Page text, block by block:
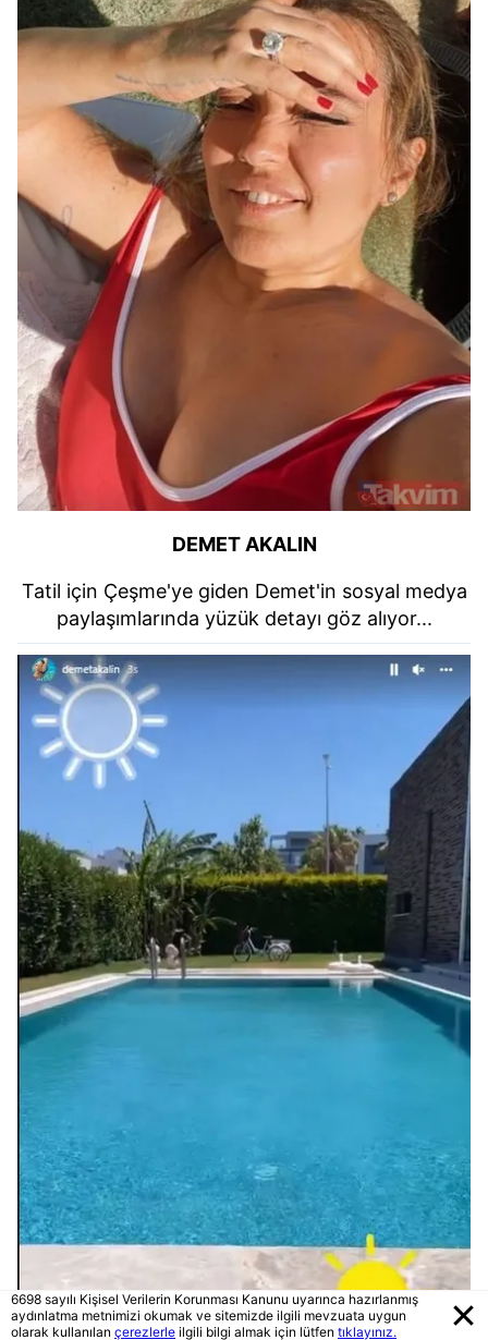
DEMET AKALIN
Tatil için Çeşme'ye giden Demet'in sosyal medya
paylaşımlarında yüzük detayı göz alıyor...
6698 sayılı Kişisel Verilerin Korunması Kanunu uyarınca hazırlanmış
aydınlatma metnimizi okumak ve sitemizde ilgili mevzuata uygun
olarak kullanılan çerezlerle ilgili bilgi almak için lütfen tıklayınız.